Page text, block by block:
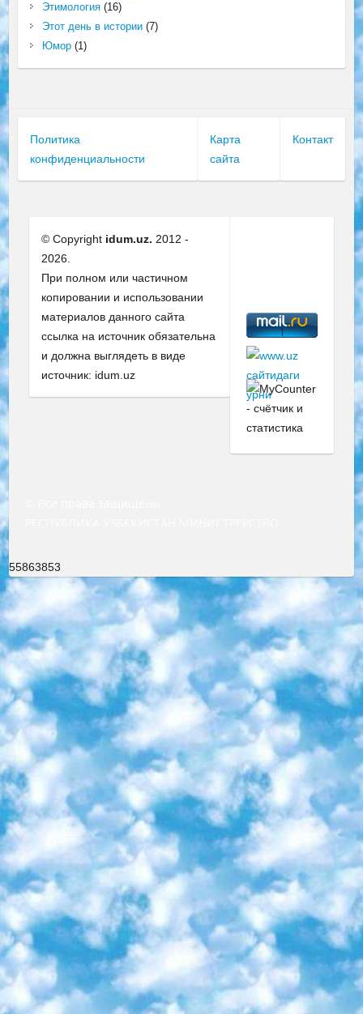
Этимология(16)
Этот день в истории(7)
Юмор(1)
Политика
конфиденциальности
Карта
сайта
Контакт
© Copyright idum.uz. 2012 -
2026.
При полном или частичном
копировании и использовании
материалов данного сайта
ссылка на источник обязательна
и должна выглядеть в виде
источник: idum.uz
55863853